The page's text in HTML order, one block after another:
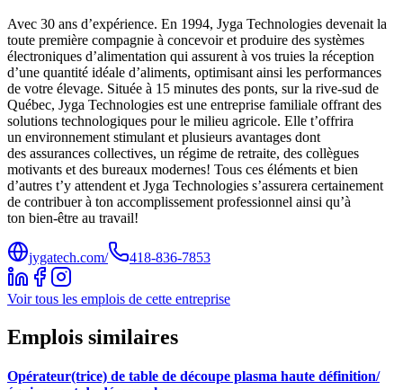
Avec 30 ans d’expérience. En 1994, Jyga Technologies devenait la
toute première compagnie à concevoir et produire des systèmes
électroniques d’alimentation qui assurent à vos truies la réception
d’une quantité idéale d’aliments, optimisant ainsi les performances
de votre élevage. Située à 15 minutes des ponts, sur la rive-sud de
Québec, Jyga Technologies est une entreprise familiale offrant des
solutions technologiques pour le milieu agricole. Elle t’offrira
un environnement stimulant et plusieurs avantages dont
des assurances collectives, un régime de retraite, des collègues
motivants et des bureaux modernes! Tous ces éléments et bien
d’autres t’y attendent et Jyga Technologies s’assurera certainement
de contribuer à ton accomplissement professionnel ainsi qu’à
ton bien-être au travail!
jygatech.com/ 418-836-7853
Voir tous les emplois de cette entreprise
Emplois similaires
Opérateur(trice) de table de découpe plasma haute définition/